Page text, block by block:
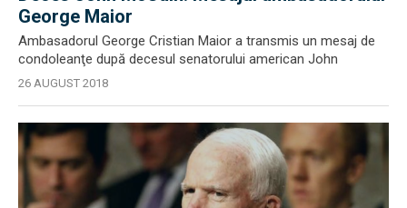
George Maior
Ambasadorul George Cristian Maior a transmis un mesaj de
condoleanţe după decesul senatorului american John
26 AUGUST 2018